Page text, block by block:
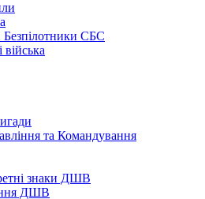
Безпілотники СБС
війська
та Командування
знаки ДШВ
ДШВ